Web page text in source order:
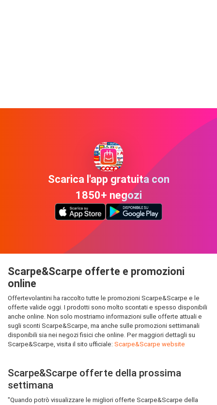
Scarica l'app gratuita con
1850+ negozi
Scarpe&Scarpe offerte e promozioni
online
Offertevolantini ha raccolto tutte le promozioni Scarpe&Scarpe e le
offerte valide oggi. I prodotti sono molto scontati e spesso disponibili
anche online. Non solo mostriamo informazioni sulle offerte attuali e
sugli sconti Scarpe&Scarpe, ma anche sulle promozioni settimanali
disponibili sia nei negozi fisici che online. Per maggiori dettagli su
Scarpe&Scarpe, visita il sito ufficiale: Scarpe&Scarpe website
Scarpe&Scarpe offerte della prossima
settimana
"Quando potrò visualizzare le migliori offerte Scarpe&Scarpe della